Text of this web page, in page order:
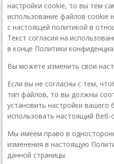
настройки cookie, то вы тем
использование файлов cookie
с настоящей политикой в
Текст согласия на
в конце Политики
Вы можете изменить свои
Если вы не согласны с тем,
тип файлов, то вы должны
установить настройки вашего
использовать настоящий Веб-
Мы имеем право в
изменения в настоящую
данной страницы.